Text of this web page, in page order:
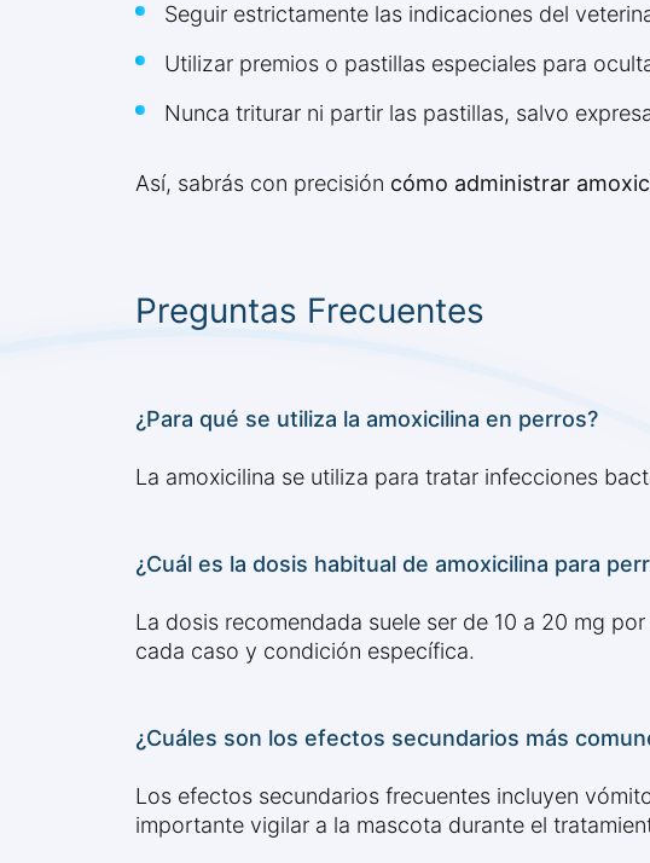
Seguir estrictamente las indicaciones del
Utilizar premios o pastillas especiales para
Nunca triturar ni partir las pastillas, salvo
Así, sabrás con precisión cómo administrar
Preguntas Frecuentes
¿Para qué se utiliza la amoxicilina en perros?
La amoxicilina se utiliza para tratar infecciones
¿Cuál es la dosis habitual de amoxicilina para
La dosis recomendada suele ser de 10 a 20 mg
cada caso y condición específica.
¿Cuáles son los efectos secundarios más
Los efectos secundarios frecuentes incluyen
importante vigilar a la mascota durante el